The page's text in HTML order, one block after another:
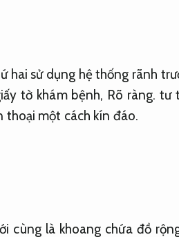
hai sử dụng hệ thống rãnh
tờ khám bệnh, Rõ ràng. tư
thoại một cách kín đáo.
cùng là khoang chứa đồ